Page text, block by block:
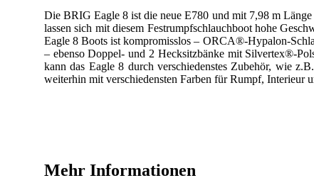
Die BRIG Eagle 8 ist die neue E780 und mit 7,98 m
lassen sich mit diesem Festrumpfschlauchboothohe
Eagle 8 Boots ist kompromisslos – ORCA®-Hypalon-
– ebenso Doppel- und 2 Hecksitzbänke mit Silvertex®-
kann das Eagle 8 durch verschiedenstes Zubehör, wie
weiterhin mit verschiedensten Farben für Rumpf,
Mehr Informationen